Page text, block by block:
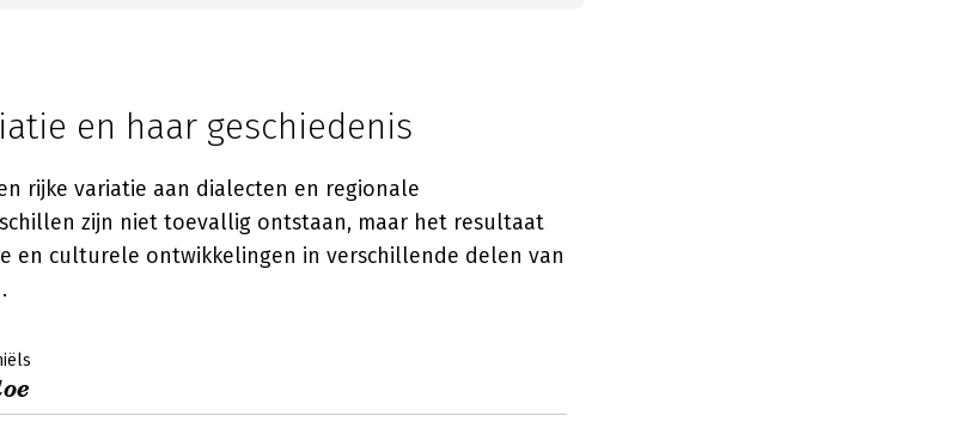
en haar geschiedenis
rijke variatie aan dialecten en regionale
zijn niet toevallig ontstaan, maar het resultaat
en culturele ontwikkelingen in verschillende delen van